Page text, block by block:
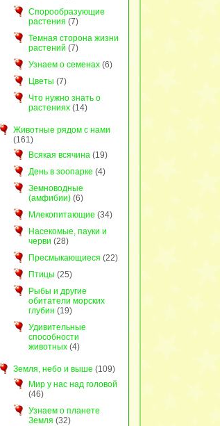
Спорообразующие
растения (7)
Темная сторона жизни
растений (7)
Узнаем о семенах(6)
Цветы (7)
Что нужно знать о
растениях(14)
Животные рядом с нами
(161)
Всякая всячина(19)
День в зоопарке (4)
Земноводные
(амфибии)(6)
Млекопитающие (34)
Насекомые, пауки и
черви (28)
Пресмыкающиеся (22)
Птицы (25)
Рыбы и другие
обитатели морских
глубин (19)
Удивительные
способности
животных(4)
Земля, небо и выше (109)
Мир у нас над головой
(46)
Узнаем о планете
Земля (32)